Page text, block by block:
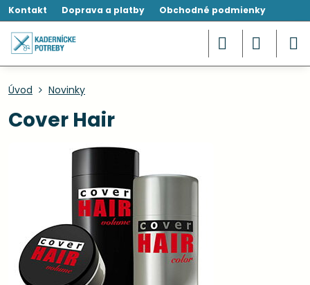
Kontakt Doprava a platby Obchodné podmienky
Úvod Novinky
Cover Hair